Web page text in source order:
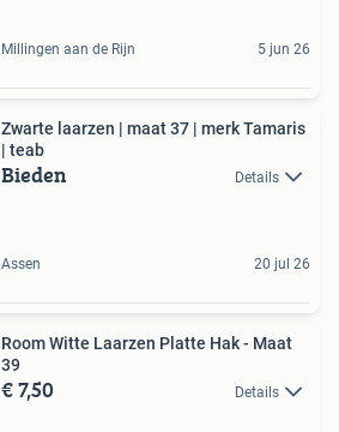
Millingen aan de Rijn 5 jun 26
Zwarte laarzen | maat 37 | merk Tamaris
| teab
Bieden Details
Assen 20 jul 26
Room Witte Laarzen Platte Hak - Maat
39
€ 7,50 Details